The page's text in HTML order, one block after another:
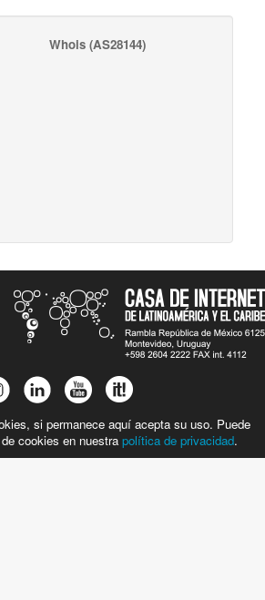
Whois(AS28144)
si permanece aquí acepta su uso. Puede
cookies en nuestra política de privacidad.